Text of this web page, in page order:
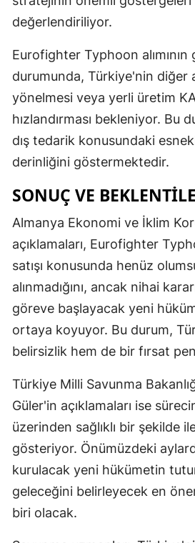
değerlendiriliyor.
Eurofighter Typhoon
durumunda, Türkiye'nin diğer
yönelmesi veya yerli üretim
hızlandırması bekleniyor. Bu
dış tedarik konusundaki
derinliğini göstermektedir.
SONUÇ VE
Almanya Ekonomi ve İklim
açıklamaları, Eurofighter
satışı konusunda henüz
alınmadığını, ancak nihai
göreve başlayacak yeni
ortaya koyuyor. Bu durum,
belirsizlik hem de bir fırsat
Türkiye Milli Savunma
Güler'in açıklamaları ise
üzerinden sağlıklı bir şekilde
gösteriyor. Önümüzdeki
kurulacak yeni hükümetin
geleceğini belirleyecek en
biri olacak.